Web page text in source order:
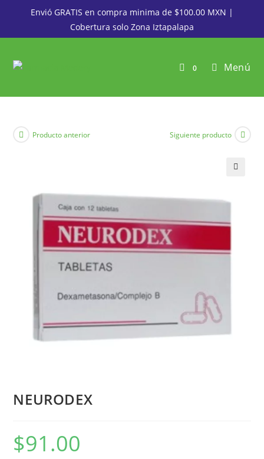
Envió GRATIS en compra minima de $100.00 MXN |
Cobertura solo Zona Iztapalapa
0 Menú
Producto anterior Siguiente producto
NEURODEX
$91.00